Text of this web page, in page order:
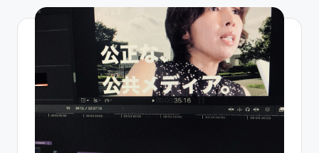
ー
ン
グ